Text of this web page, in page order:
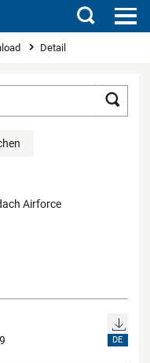
Suchen
Detail
Airforce
DE